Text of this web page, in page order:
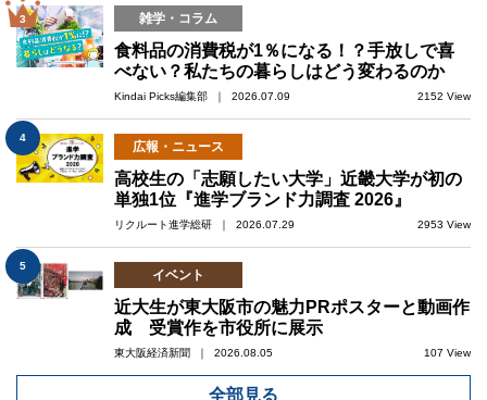
3 雑学・コラム
食料品の消費税が1％になる！？手放しで喜
べない？私たちの暮らしはどう変わるのか
Kindai Picks編集部 ｜ 2026.07.09 2152 View
4
広報・ニュース
高校生の「志願したい大学」近畿大学が初の
単独1位『進学ブランド力調査 2026』
リクルート進学総研 ｜ 2026.07.29 2953 View
5
イベント
近大生が東大阪市の魅力PRポスターと動画作
成 受賞作を市役所に展示
東大阪経済新聞 ｜ 2026.08.05 107 View
全部見る